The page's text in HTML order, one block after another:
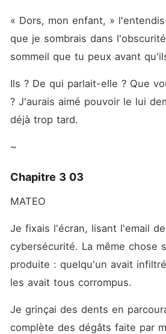
« Dors, mon enfant, »
que je sombrais dans
sommeil que tu peux avant
Ils ? De qui parlait-elle ? Que
? J'aurais aimé pouvoir le lui
déjà trop tard.
~
Chapitre 3 03
MATEO
Je fixais l'écran, lisant l'email
cybersécurité. La même chose
produite : quelqu'un avait
les avait tous corrompus.
Je grinçai des dents en
complète des dégâts faite par